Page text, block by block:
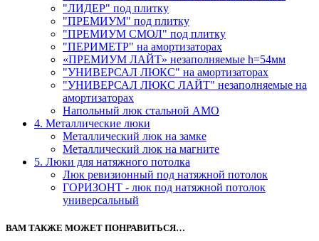
"ЛИДЕР" под плитку
"ПРЕМИУМ" под плитку
"ПРЕМИУМ СМОЛ" под плитку
"ПЕРИМЕТР" на амортизаторах
«ПРЕМИУМ ЛАЙТ» незаполняемые h=54мм
"УНИВЕРСАЛ ЛЮКС" на амортизаторах
"УНИВЕРСАЛ ЛЮКС ЛАЙТ" незаполняемые на
амортизаторах
Напольный люк стальной АМО
4. Металлические люки
Металлический люк на замке
Металлический люк на магните
5. Люки для натяжного потолка
Люк ревизионный под натяжной потолок
ГОРИЗОНТ - люк под натяжной потолок
универсальный
ВАМ ТАКЖЕ МОЖЕТ ПОНРАВИТЬСЯ…